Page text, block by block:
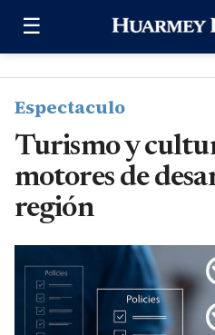
☰
Espectaculo
Turismo y
motores de
región